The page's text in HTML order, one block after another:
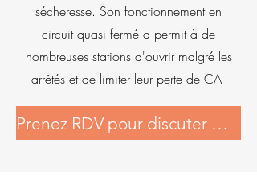
sécheresse. Son fonctionnement en
circuit quasi fermé a permit à de
nombreuses stations d'ouvrir malgré les
arrêtés et de limiter leur perte de CA
Prenez RDV pour discuter de votre projet